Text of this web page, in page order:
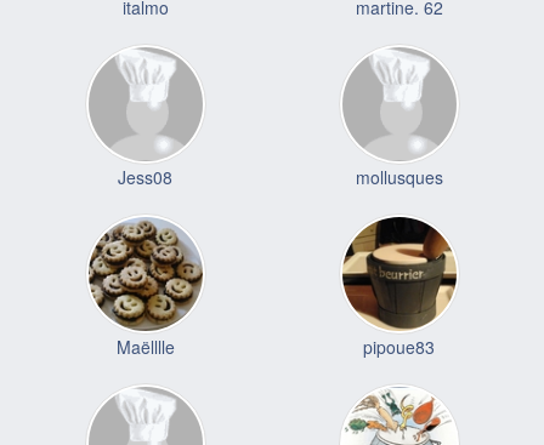
italmo martine. 62
Jess08 mollusques
Maëlllle pipoue83